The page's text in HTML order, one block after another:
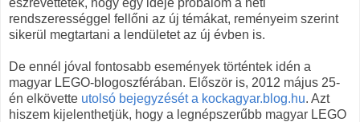
rendszerességgel fellőni az új témákat, reményeim szerint
sikerül megtartani a lendületet az új évben is.
De ennél jóval fontosabb események történtek idén a
magyar LEGO-blogoszférában. Először is, 2012 május 25-
én elkövette utolsó bejegyzését a kockagyar.blog.hu. Azt
hiszem kijelenthetjük, hogy a legnépszerűbb magyar LEGO